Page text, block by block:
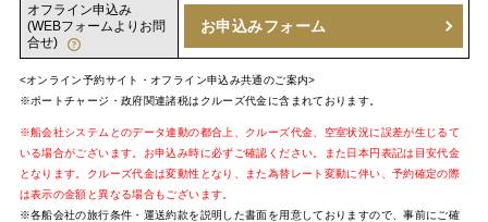
オフライン申込み
(WEBフォームよりお問
合せ)
お申込みフォーム
<オンライン予約サイト・オフライン申込み共通のご案内>
※ポートチャージ・政府関連諸税はクルーズ代金に含まれております。
※船会社システムとのデータ連動の都合上、クルーズ代金、空室状況に誤差が生じるて
いる場合がございます。お申込み時に必ずご確認ください。また日本円表記は目安代金
となります。クルーズ代金は変動性となり、また為替レート変動に伴い、予約確定の際
は表示の金額と異なる場合もございます。
※各船会社の旅行条件・運送約款を説明した書面を用意しておりますので、事前にご確